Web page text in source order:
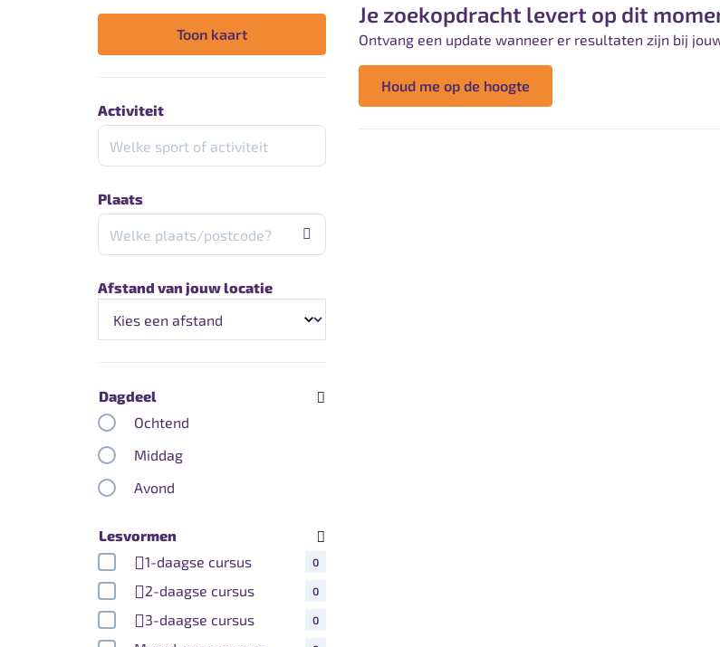
Toon kaart
Activiteit
Zoeken op sport of activiteit
Plaats
Zoeken op plaats of postcode
Afstand van jouw locatie
Dagdeel
Ochtend
Middag
Avond
Lesvormen
1-daagse cursus
0
2-daagse cursus 0
3-daagse cursus 0
Je zoekopdracht levert op dit
Ontvang een update wanneer er resultaten zijn bij
Houd me op de hoogte